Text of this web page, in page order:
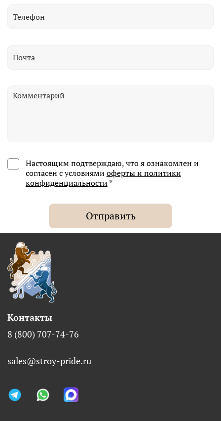
Настоящим подтверждаю, что я ознакомлен и
согласен с условиями оферты и политики
конфиденциальности *
Отправить
Контакты
8 (800) 707-74-76
sales@stroy-pride.ru